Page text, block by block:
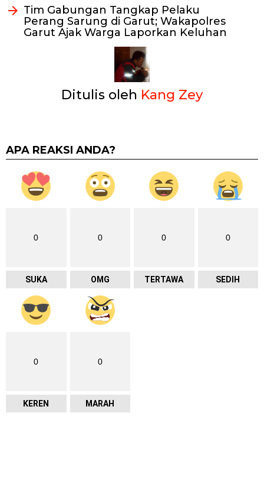
Tim Gabungan Tangkap Pelaku
Perang Sarung di Garut; Wakapolres
Garut Ajak Warga Laporkan Keluhan
Ditulis oleh Kang Zey
APA REAKSI ANDA?
0
SUKA
0
OMG
0
TERTAWA
0
SEDIH
0
KEREN
0
MARAH